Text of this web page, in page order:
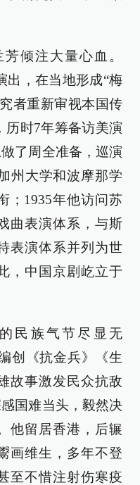
倾注大量心血。
出，在当地形成“梅
者重新审视本国传
历时7年筹备访美演
了周全准备，巡演
州大学和波摩那学
；1935年他访问苏
曲表演体系，与斯
表演体系并列为世
，中国京剧屹立于
民族气节尽显无
创《抗金兵》《生
故事激发民众抗敌
国难当头，毅然决
他留居香港，后辗
画维生，多年不登
至不惜注射伤寒疫